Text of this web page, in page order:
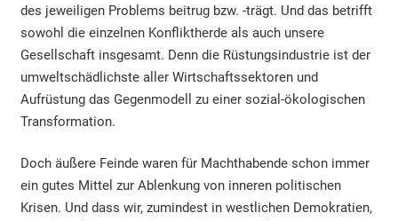
des jeweiligen Problems beitrug bzw. -trägt. Und das betrifft
sowohl die einzelnen Konfliktherde als auch unsere
Gesellschaft insgesamt. Denn die Rüstungsindustrie ist der
umweltschädlichste aller Wirtschaftssektoren und
Aufrüstung das Gegenmodell zu einer sozial-ökologischen
Transformation.
Doch äußere Feinde waren für Machthabende schon immer
ein gutes Mittel zur Ablenkung von inneren politischen
Krisen. Und dass wir, zumindest in westlichen Demokratien,